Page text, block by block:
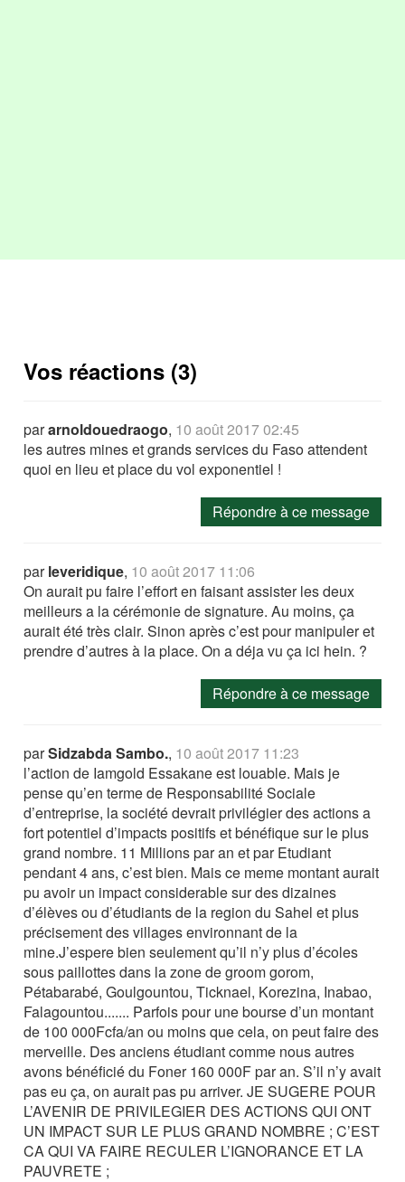
Vos réactions (3)
pararnoldouedraogo, 10 août 2017 02:45
les autres mines et grands services du Faso attendent
quoi en lieu et place du vol exponentiel !
Répondre à ce message
parleveridique, 10 août 2017 11:06
On aurait pu faire l’effort en faisant assister les deux
meilleurs a la cérémonie de signature. Au moins, ça
aurait été très clair. Sinon après c’est pour manipuler et
prendre d’autres à la place. On a déja vu ça ici hein. ?
Répondre à ce message
parSidzabda Sambo., 10 août 2017 11:23
l’action de Iamgold Essakane est louable. Mais je
pense qu’en terme de Responsabilité Sociale
d’entreprise, la société devrait privilégier des actions a
fort potentiel d’impacts positifs et bénéfique sur le plus
grand nombre. 11 Millions par an et par Etudiant
pendant 4 ans, c’est bien. Mais ce meme montant aurait
pu avoir un impact considerable sur des dizaines
d’élèves ou d’étudiants de la region du Sahel et plus
précisement des villages environnant de la
mine.J’espere bien seulement qu’il n’y plus d’écoles
sous paillottes dans la zone de groom gorom,
Pétabarabé, Goulgountou, Ticknael, Korezina, Inabao,
Falagountou....... Parfois pour une bourse d’un montant
de 100 000Fcfa/an ou moins que cela, on peut faire des
merveille. Des anciens étudiant comme nous autres
avons bénéficié du Foner 160 000F par an. S’il n’y avait
pas eu ça, on aurait pas pu arriver. JE SUGERE POUR
L’AVENIR DE PRIVILEGIER DES ACTIONS QUI ONT
UN IMPACT SUR LE PLUS GRAND NOMBRE ; C’EST
CA QUI VA FAIRE RECULER L’IGNORANCE ET LA
PAUVRETE ;